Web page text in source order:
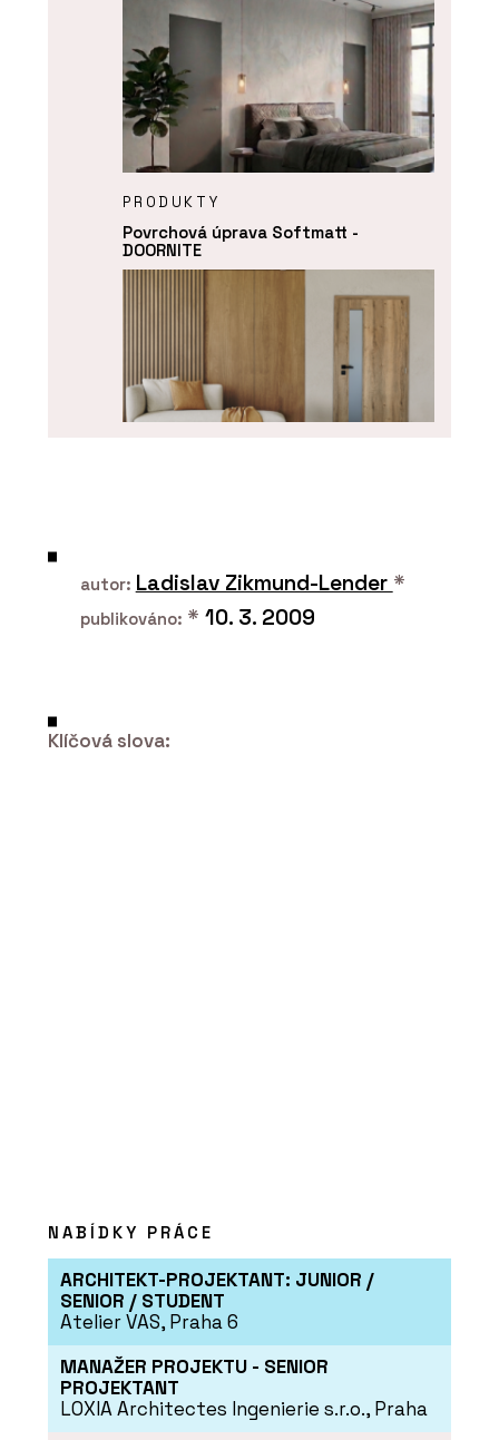
PRODUKTY
Povrchová úprava Softmatt -
DOORNITE
autor: Ladislav Zikmund-Lender *
publikováno: * 10. 3. 2009
Klíčová slova:
NABÍDKY PRÁCE
ARCHITEKT-PROJEKTANT: JUNIOR /
SENIOR / STUDENT
Atelier VAS, Praha 6
MANAŽER PROJEKTU - SENIOR
PROJEKTANT
LOXIA Architectes Ingenierie s.r.o., Praha